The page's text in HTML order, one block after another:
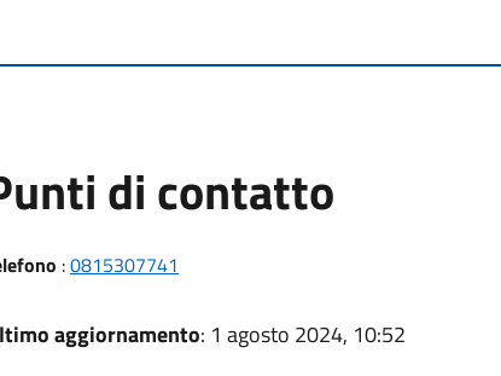
di contatto
:0815307741
aggiornamento: 1 agosto 2024, 10:52